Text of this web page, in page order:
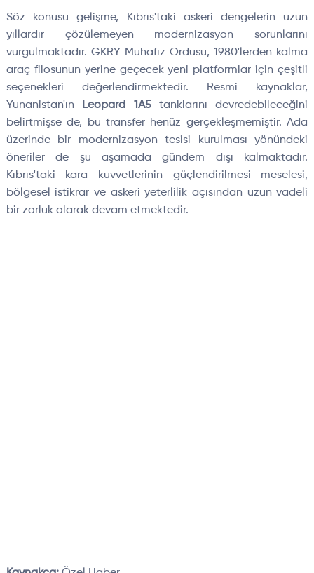
Söz konusu gelişme, Kıbrıs'taki askeri dengelerin uzun
yıllardır çözülemeyen modernizasyon sorunlarını
vurgulmaktadır. GKRY Muhafız Ordusu, 1980'lerden kalma
araç filosunun yerine geçecek yeni platformlar için çeşitli
seçenekleri değerlendirmektedir. Resmi kaynaklar,
Yunanistan'ın
Leopard 1A5tanklarını devredebileceğini
belirtmişse de, bu transfer henüz gerçekleşmemiştir. Ada
üzerinde bir modernizasyon tesisi kurulması yönündeki
öneriler de şu aşamada gündem dışı kalmaktadır.
Kıbrıs'taki kara kuvvetlerinin güçlendirilmesi meselesi,
bölgesel istikrar ve askeri yeterlilik açısından uzun vadeli
bir zorluk olarak devam etmektedir.